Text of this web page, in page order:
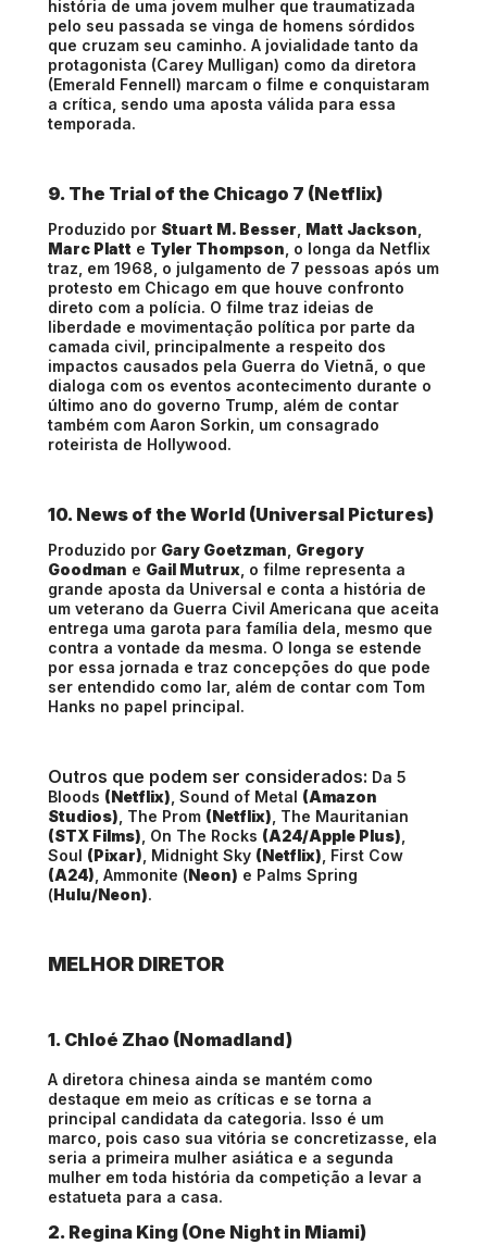
história de uma jovem mulher que traumatizada
pelo seu passada se vinga de homens sórdidos
que cruzam seu caminho. A jovialidade tanto da
protagonista (Carey Mulligan) como da diretora
(Emerald Fennell) marcam o filme e conquistaram
a crítica, sendo uma aposta válida para essa
temporada.
9. The Trial of the Chicago 7 (Netflix)
Produzido por Stuart M. Besser Matt Jackson
Marc Platt e Tyler Thompson , o longa da Netflix
traz, em 1968, o julgamento de 7 pessoas após um
protesto em Chicago em que houve confronto
direto com a polícia. O filme traz ideias de
liberdade e movimentação política por parte da
camada civil, principalmente a respeito dos
impactos causados pela Guerra do Vietnã, o que
dialoga com os eventos acontecimento durante o
último ano do governo Trump, além de contar
também com Aaron Sorkin, um consagrado
roteirista de Hollywood.
10. News of the World (Universal Pictures)
Produzido por Gary Goetzman Gregory
Goodman e Gail Mutrux , o filme representa a
grande aposta da Universal e conta a história de
um veterano da Guerra Civil Americana que aceita
entrega uma garota para família dela, mesmo que
contra a vontade da mesma. O longa se estende
por essa jornada e traz concepções do que pode
ser entendido como lar, além de contar com Tom
Hanks no papel principal.
Outros que podem ser considerados: Da 5
Bloods (Netflix) , Sound of Metal (Amazon
Studios) , The Prom (Netflix) , The Mauritanian
(STX Films) , On The Rocks (A24/Apple Plus)
Soul (Pixar) , Midnight Sky (Netflix) , First Cow
(A24) , Ammonite (Neon) e Palms Spring
(Hulu/Neon).
MELHOR DIRETOR
1. Chloé Zhao (Nomadland)
A diretora chinesa ainda se mantém como
destaque em meio as críticas e se torna a
principal candidata da categoria. Isso é um
marco, pois caso sua vitória se concretizasse, ela
seria a primeira mulher asiática e a segunda
mulher em toda história da competição a levar a
estatueta para a casa.
2. Regina King (One Night in Miami)